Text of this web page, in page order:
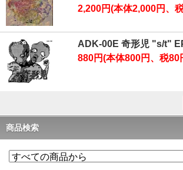
2,200円(本体2,000円、
ADK-00E 奇形児 "s/t"
880円(本体800円、税80
商品検索